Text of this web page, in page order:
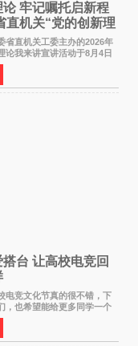
牢记嘱托启新程
机关“党的创新理
活动圆满落幕
直机关工委主办的2026年
论我来讲宣讲活动于8月4日
动以 "牢记嘱托 感恩奋进
"为主题，坚持以新时代中国
台 让高校电竞回
竞文化节真的很不错，下
，也希望能给更多同学一个
2026卓威高校电竞文化节
动结束后，仍有不少高校电